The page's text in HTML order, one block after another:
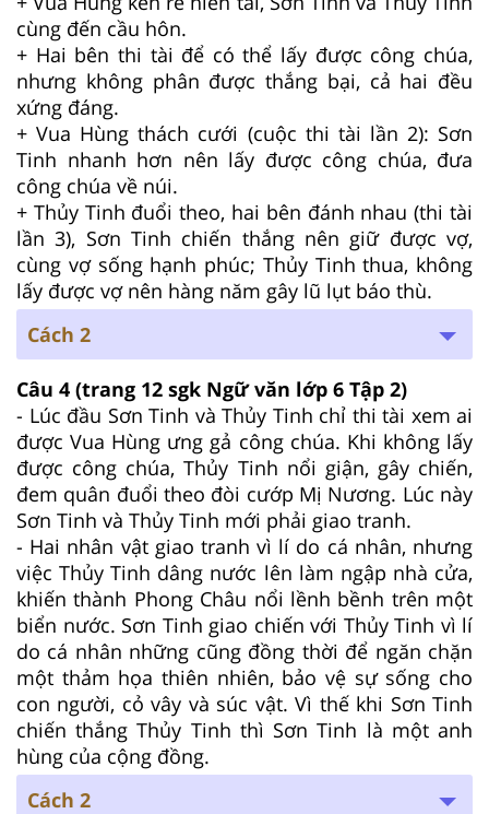
cùng đến cầu hôn.
+ Hai bên thi tài để có thể lấy được công chúa,
nhưng không phân được thắng bại, cả hai đều
xứng đáng.
+ Vua Hùng thách cưới (cuộc thi tài lần 2): Sơn
Tinh nhanh hơn nên lấy được công chúa, đưa
công chúa về núi.
+ Thủy Tinh đuổi theo, hai bên đánh nhau (thi tài
lần 3), Sơn Tinh chiến thắng nên giữ được vợ,
cùng vợ sống hạnh phúc; Thủy Tinh thua, không
lấy được vợ nên hàng năm gây lũ lụt báo thù.
Cách 2
Câu 4 (trang 12 sgk Ngữ văn lớp 6 Tập 2)
- Lúc đầu Sơn Tinh và Thủy Tinh chỉ thi tài xem ai
được Vua Hùng ưng gả công chúa. Khi không lấy
được công chúa, Thủy Tinh nổi giận, gây chiến,
đem quân đuổi theo đòi cướp Mị Nương. Lúc này
Sơn Tinh và Thủy Tinh mới phải giao tranh.
- Hai nhân vật giao tranh vì lí do cá nhân, nhưng
việc Thủy Tinh dâng nước lên làm ngập nhà cửa,
khiến thành Phong Châu nổi lềnh bềnh trên một
biển nước. Sơn Tinh giao chiến với Thủy Tinh vì lí
do cá nhân những cũng đồng thời để ngăn chặn
một thảm họa thiên nhiên, bảo vệ sự sống cho
con người, cỏ vây và súc vật. Vì thế khi Sơn Tinh
chiến thắng Thủy Tinh thì Sơn Tinh là một anh
hùng của cộng đồng.
Cách 2